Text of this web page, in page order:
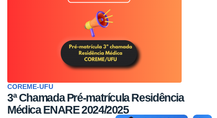
COREME-UFU
3ª Chamada Pré-matrícula Residência
Médica ENARE 2024/2025